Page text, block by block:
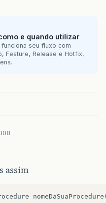
e quando utilizar
seu fluxo com
Feature, Release e Hotfix,
assim
nomeDaSuaProcedure